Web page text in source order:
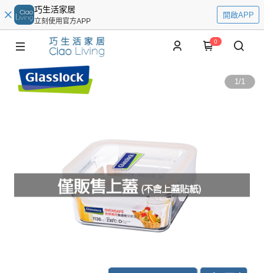
巧生活家居
立刻使用官方APP
開啟APP
0
1/1